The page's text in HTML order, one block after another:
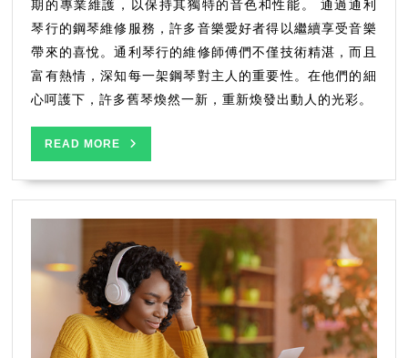
期的專業維護，以保持其獨特的音色和性能。 通過通利
琴行的鋼琴維修服務，許多音樂愛好者得以繼續享受音樂
帶來的喜悅。通利琴行的維修師傅們不僅技術精湛，而且
富有熱情，深知每一架鋼琴對主人的重要性。在他們的細
心呵護下，許多舊琴煥然一新，重新煥發出動人的光彩。
READ MORE
MORE